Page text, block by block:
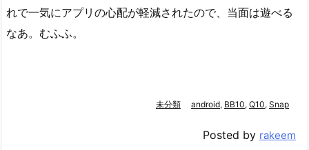
れで一気にアプリの心配が軽減されたので、当面は遊べる
なあ。むふふ。
未分類 android, BB10, Q10, Snap
Posted by rakeem